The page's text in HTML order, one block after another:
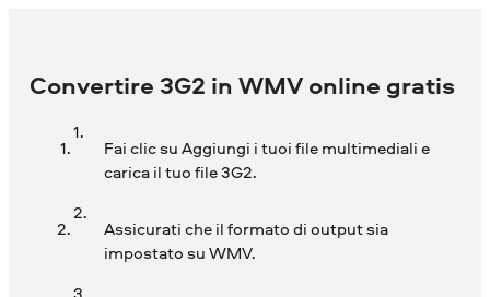
Convertire 3G2 in WMV online gratis
Fai clic su Aggiungi i tuoi file multimediali e
carica il tuo file 3G2.
Assicurati che il formato di output sia
impostato su WMV.